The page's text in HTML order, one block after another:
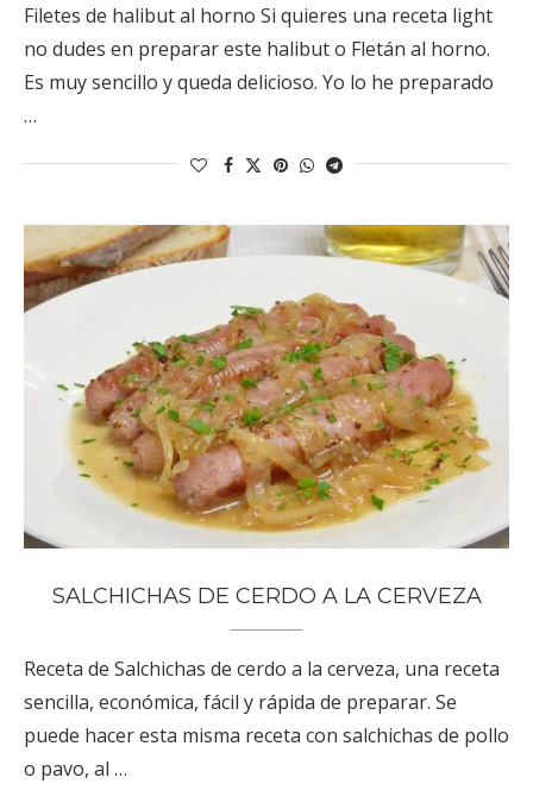
Filetes de halibut al horno Si quieres una receta light
no dudes en preparar este halibut o Fletán al horno.
Es muy sencillo y queda delicioso. Yo lo he preparado
…
SALCHICHAS DE CERDO A LA CERVEZA
Receta de Salchichas de cerdo a la cerveza, una receta
sencilla, económica, fácil y rápida de preparar. Se
puede hacer esta misma receta con salchichas de pollo
o pavo, al …